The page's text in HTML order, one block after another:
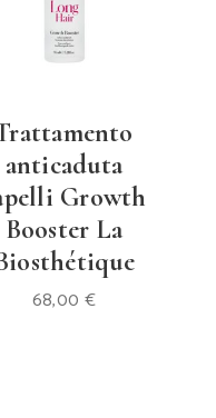
anticaduta
Growth
Booster La
68,00 €